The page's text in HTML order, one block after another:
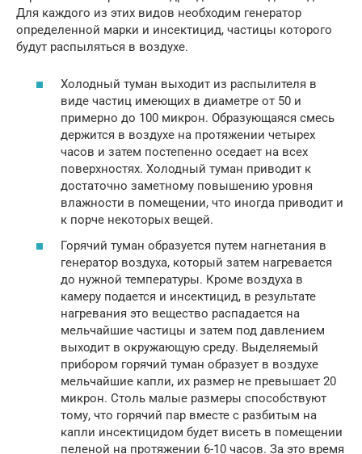
Для каждого из этих видов необходим генератор
определенной марки и инсектицид, частицы которого
будут распыляться в воздухе.
Холодный туман выходит из распылителя в
виде частиц имеющих в диаметре от 50 и
примерно до 100 микрон. Образующаяся смесь
держится в воздухе на протяжении четырех
часов и затем постепенно оседает на всех
поверхностях. Холодный туман приводит к
достаточно заметному повышению уровня
влажности в помещении, что иногда приводит и
к порче некоторых вещей.
Горячий туман образуется путем нагнетания в
генератор воздуха, который затем нагревается
до нужной температуры. Кроме воздуха в
камеру подается и инсектицид, в результате
нагревания это вещество распадается на
мельчайшие частицы и затем под давлением
выходит в окружающую среду. Выделяемый
прибором горячий туман образует в воздухе
мельчайшие капли, их размер не превышает 20
микрон. Столь малые размеры способствуют
тому, что горячий пар вместе с разбитым на
капли инсектицидом будет висеть в помещении
пеленой на протяжении 6-10 часов. За это время